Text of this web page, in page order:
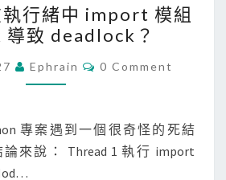
P
y
t
h
n
]
行緒中 import 模組
致 deadlock？
Ephrain
C
N
T
S
0 Comment
專案遇到一個很奇怪的死結
論來說： Thread 1 執行 import